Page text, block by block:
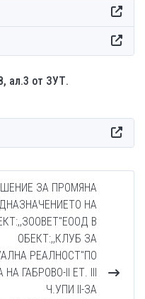
ал.3 от ЗУТ.
ЗА ПРОМЯНА
НА
В
ОБЕКТ:,,КЛУБ ЗА
РЕАЛНОСТ''ПО
НА ГАБРОВО-II ЕТ. III
Ч.УПИ II-ЗА